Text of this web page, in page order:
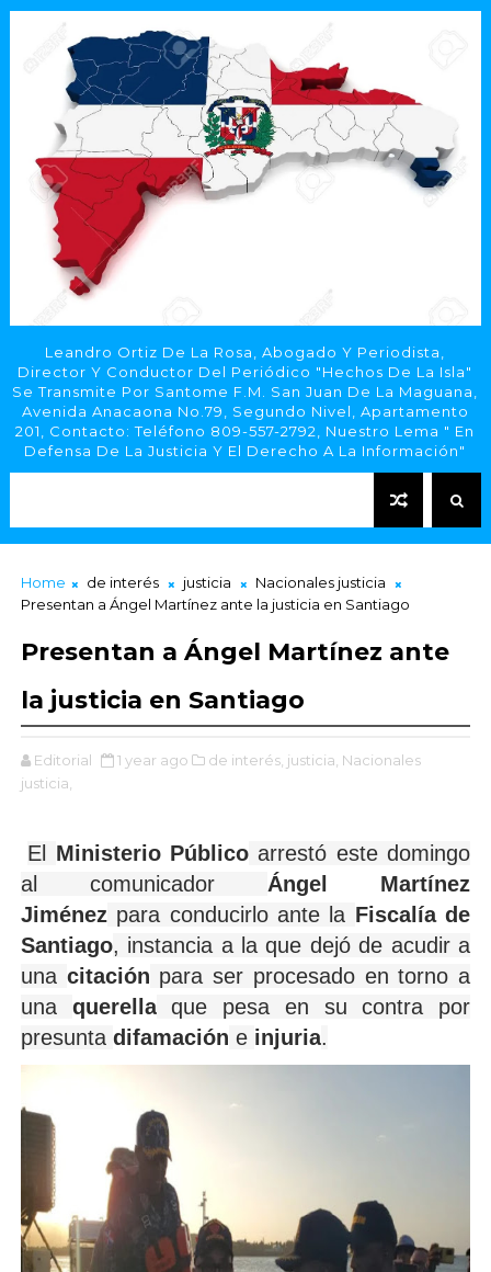
Leandro Ortiz De La Rosa, Abogado Y Periodista,
Director Y Conductor Del Periódico "Hechos De La Isla"
Se Transmite Por Santome F.M. San Juan De La Maguana,
Avenida Anacaona No.79, Segundo Nivel, Apartamento
201, Contacto: Teléfono 809-557-2792, Nuestro Lema " En
Defensa De La Justicia Y El Derecho A La Información"
Home de interés justicia
Nacionales justicia
Presentan a Ángel Martínez ante la justicia en Santiago
Presentan a Ángel Martínez ante
la justicia en Santiago
Editorial 1 year ago de interés, justicia, Nacionales
justicia,
El Ministerio Público arrestó este domingo
al comunicador
Ángel Martínez
Jiménez para conducirlo ante la Fiscalía de
Santiago, instancia a la que dejó de acudir a
una citación para ser procesado en torno a
una
querella
que pesa en su contra por
presunta difamación e injuria.